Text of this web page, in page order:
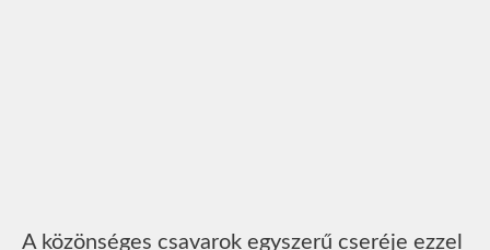
A közönséges csavarok egyszerű cseréje ezzel